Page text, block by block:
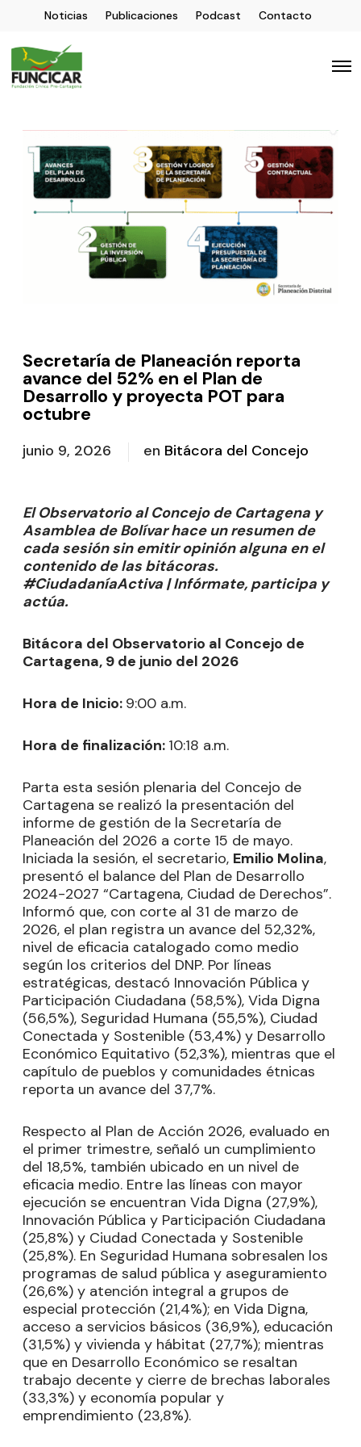
Noticias Publicaciones Podcast Contacto
Secretaría de Planeación reporta
avance del 52% en el Plan de
Desarrollo y proyecta POT para
octubre
junio 9, 2026 en Bitácora del Concejo
El Observatorio al Concejo de Cartagena y
Asamblea de Bolívar hace un resumen de
cada sesión sin emitir opinión alguna en el
contenido de las bitácoras.
#CiudadaníaActiva | Infórmate, participa y
actúa.
Bitácora del Observatorio al Concejo de
Cartagena, 9 de junio del 2026
Hora de Inicio: 9:00 a.m.
Hora de finalización: 10:18 a.m.
Parta esta sesión plenaria del Concejo de
Cartagena se realizó la presentación del
informe de gestión de la Secretaría de
Planeación del 2026 a corte 15 de mayo.
Iniciada la sesión, el secretario, Emilio Molina,
presentó el balance del Plan de Desarrollo
2024-2027 “Cartagena, Ciudad de Derechos”.
Informó que, con corte al 31 de marzo de
2026, el plan registra un avance del 52,32%,
nivel de eficacia catalogado como medio
según los criterios del DNP. Por líneas
estratégicas, destacó Innovación Pública y
Participación Ciudadana (58,5%), Vida Digna
(56,5%), Seguridad Humana (55,5%), Ciudad
Conectada y Sostenible (53,4%) y Desarrollo
Económico Equitativo (52,3%), mientras que el
capítulo de pueblos y comunidades étnicas
reporta un avance del 37,7%.
Respecto al Plan de Acción 2026, evaluado en
el primer trimestre, señaló un cumplimiento
del 18,5%, también ubicado en un nivel de
eficacia medio. Entre las líneas con mayor
ejecución se encuentran Vida Digna (27,9%),
Innovación Pública y Participación Ciudadana
(25,8%) y Ciudad Conectada y Sostenible
(25,8%). En Seguridad Humana sobresalen los
programas de salud pública y aseguramiento
(26,6%) y atención integral a grupos de
especial protección (21,4%); en Vida Digna,
acceso a servicios básicos (36,9%), educación
(31,5%) y vivienda y hábitat (27,7%); mientras
que en Desarrollo Económico se resaltan
trabajo decente y cierre de brechas laborales
(33,3%) y economía popular y
emprendimiento (23,8%).